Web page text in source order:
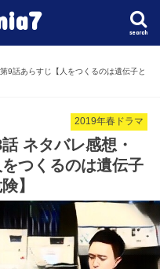
search
9話あらすじ【人をつくるのは遺伝子と
2019年春ドラマ
ネタバレ感想・
つくるのは遺伝子
】